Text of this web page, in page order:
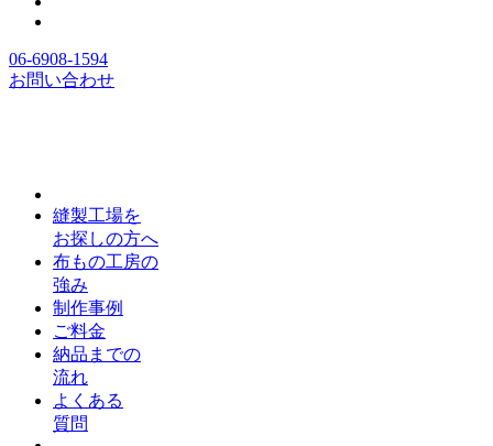
06-6908-1594
お問い合わせ
縫製工場を
お探しの方へ
布もの工房の
強み
制作事例
ご料金
納品までの
流れ
よくある
質問